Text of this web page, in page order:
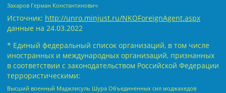
Захаров Герман Константинович
Источник: http://unro.minjust.ru/NKOForeignAgent.aspx
данные на 24.03.2022
* Единый федеральный список организаций, в том числе
иностранных и международных организаций, признанных
в соответствии с законодательством Российской Федерации
террористическими:
Высший военный Маджлисуль Шура Объединенных сил моджахедов